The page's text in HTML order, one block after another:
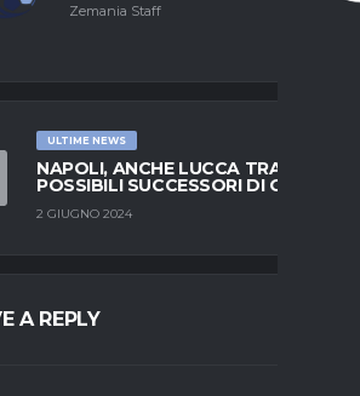
Zemania Staff
ULTIME NEWS
NAPOLI, ANCHE LUCCA TRA I
POSSIBILI SUCCESSORI DI OSIMHEN
2 GIUGNO 2024
A REPLY